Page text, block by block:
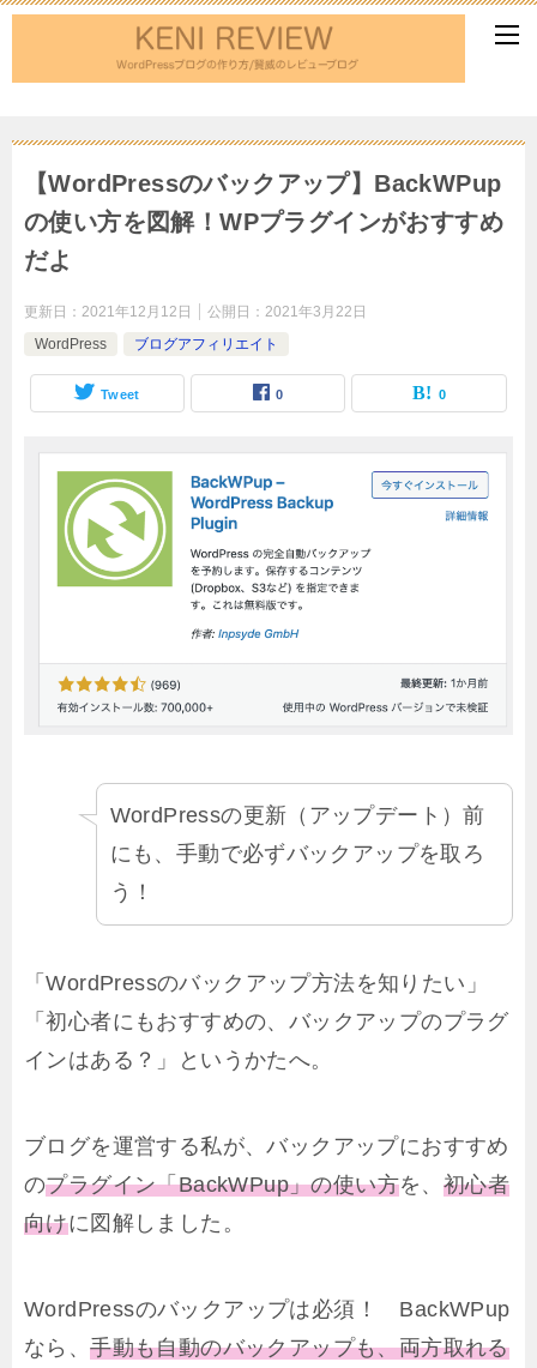
【WordPressのバックアップ】BackWPup
の使い方を図解！WPプラグインがおすすめ
だよ
更新日： 2021年12月12日 公開日： 2021年3月22日
WordPress
ブログアフィリエイト
Tweet 0 0
WordPressの更新（アップデート）前
にも、手動で必ずバックアップを取ろ
う！
「WordPressのバックアップ方法を知りたい」
「初心者にもおすすめの、バックアップのプラグ
インはある？」というかたへ。
ブログを運営する私が、バックアップにおすすめ
のプラグイン「BackWPup」の使い方を、 初心者
向けに図解しました。
WordPressのバックアップは必須！ BackWPup
なら、手動も自動のバックアップも、両方取れる